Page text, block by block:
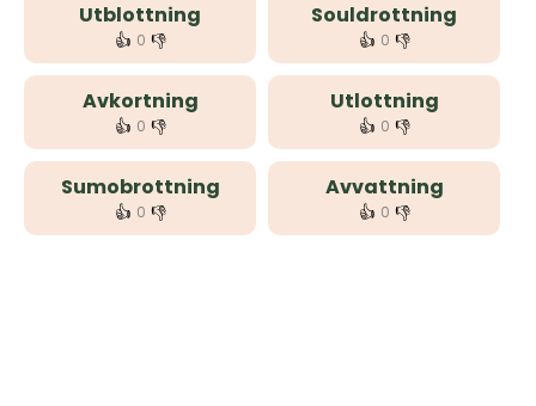
Utblottning
👍 0 👎
Souldrottning
👍 0 👎
Avkortning
👍 0 👎
Utlottning
👍 0 👎
Sumobrottning
👍 0 👎
Avvattning
👍 0 👎